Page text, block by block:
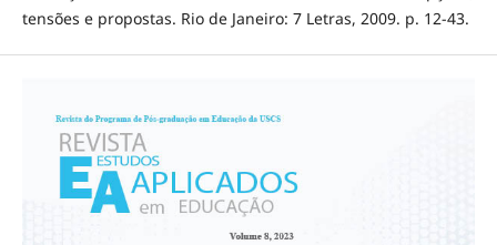
tensões e propostas. Rio de Janeiro: 7 Letras, 2009. p. 12-43.